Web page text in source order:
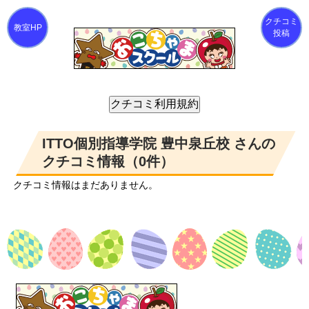
クチコミ
投稿
ITTO個別指導学院 豊中泉丘校 さんの
クチコミ情報（0件）
クチコミ情報はまだありません。